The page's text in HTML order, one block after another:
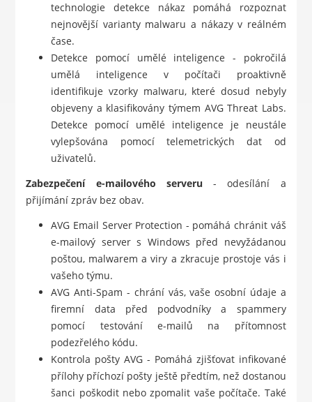
technologie detekce nákaz pomáhá rozpoznat
nejnovější varianty malwaru a nákazy v reálném
čase.
Detekce pomocí umělé inteligence - pokročilá
umělá inteligence v počítači proaktivně
identifikuje vzorky malwaru, které dosud nebyly
objeveny a klasifikovány týmem AVG Threat Labs.
Detekce pomocí umělé inteligence je neustále
vylepšována pomocí telemetrických dat od
uživatelů.
Zabezpečení e-mailového serveru - odesílání a
přijímání zpráv bez obav.
AVG Email Server Protection - pomáhá chránit váš
e-mailový server s Windows před nevyžádanou
poštou, malwarem a viry a zkracuje prostoje vás i
vašeho týmu.
AVG Anti-Spam - chrání vás, vaše osobní údaje a
firemní data před podvodníky a spammery
pomocí testování e-mailů na přítomnost
podezřelého kódu.
Kontrola pošty AVG - Pomáhá zjišťovat infikované
přílohy příchozí pošty ještě předtím, než dostanou
šanci poškodit nebo zpomalit vaše počítače. Také